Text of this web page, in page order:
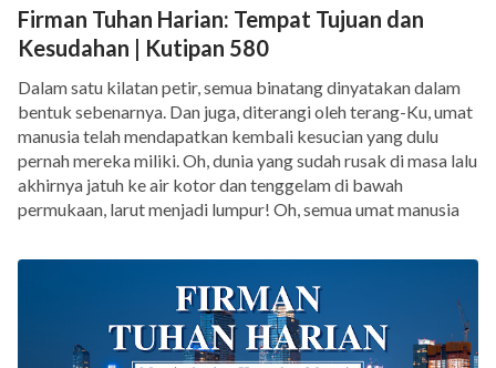
Firman Tuhan Harian: Tempat Tujuan dan
Kesudahan | Kutipan 580
Dalam satu kilatan petir, semua binatang dinyatakan dalam
bentuk sebenarnya. Dan juga, diterangi oleh terang-Ku, umat
manusia telah mendapatkan kembali kesucian yang dulu
pernah mereka miliki. Oh, dunia yang sudah rusak di masa lalu
akhirnya jatuh ke air kotor dan tenggelam di bawah
permukaan, larut menjadi lumpur! Oh, semua umat manusia